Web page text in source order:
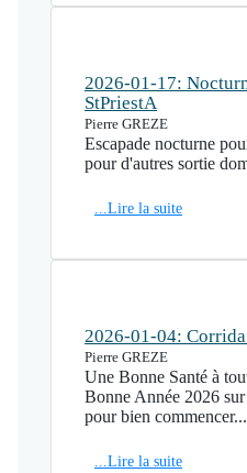
2026-01-17:
StPriestA
Pierre GREZE
Escapade nocturne
pour d'autres sortie
...Lire la suite
2026-01-04:
Pierre GREZE
Une Bonne Santé à
Bonne Année 2026
pour bien commencer...
...Lire la suite